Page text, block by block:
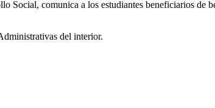
comunica a los estudiantes beneficiarios de
del interior.